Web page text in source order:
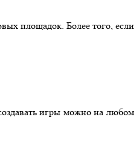
площадок. Более того, если
игры можно на любом